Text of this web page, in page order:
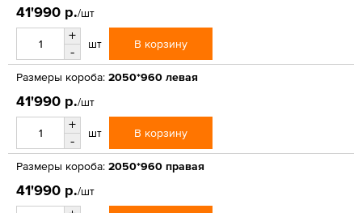
41'990 р./шт
+
-
шт В корзину
Размеры короба: 2050*960 левая
41'990 р./шт
+
-
шт В корзину
Размеры короба: 2050*960 правая
41'990 р./шт